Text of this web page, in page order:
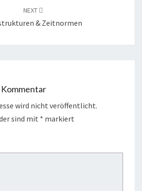
NEXT
& Zeitnormen
wird nicht veröffentlicht.
sind mit * markiert